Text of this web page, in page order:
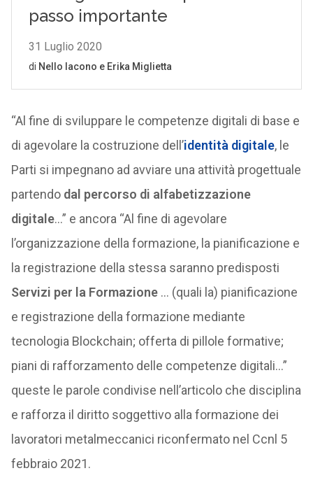
“Al fine di sviluppare le competenze digitali di base e
di agevolare la costruzione dell’identità digitale, le
Parti si impegnano ad avviare una attività progettuale
partendo dal percorso di alfabetizzazione
digitale…” e ancora “Al fine di agevolare
l’organizzazione della formazione, la pianificazione e
la registrazione della stessa saranno predisposti
Servizi per la Formazione… (quali la) pianificazione
e registrazione della formazione mediante
tecnologia Blockchain; offerta di pillole formative;
piani di rafforzamento delle competenze digitali…”
queste le parole condivise nell’articolo che disciplina
e rafforza il diritto soggettivo alla formazione dei
lavoratori metalmeccanici riconfermato nel Ccnl 5
febbraio 2021.